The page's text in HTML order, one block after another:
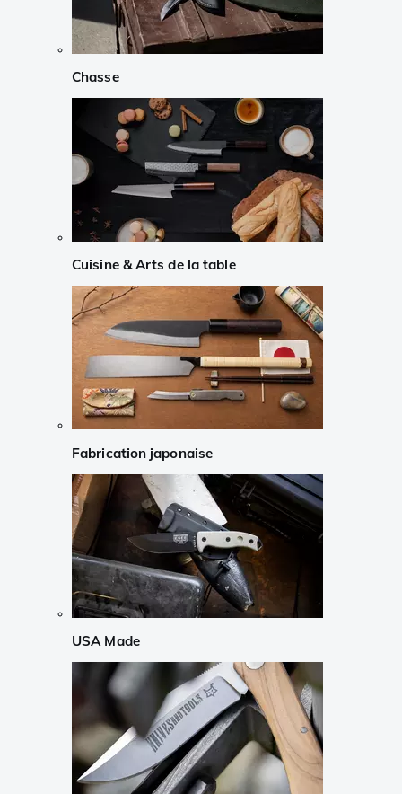
Chasse
Cuisine & Arts de la table
Fabrication japonaise
USA Made